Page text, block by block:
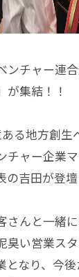
ンチャー連
が集結！！
る地方創生
チャー企業
の吉田が登
さんと一緒
臭い営業ス
となり、今